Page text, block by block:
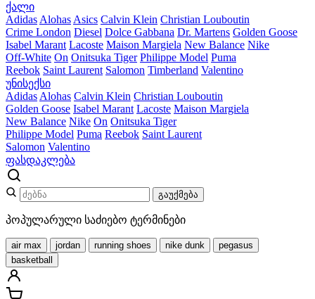
ქალი
Adidas Alohas Asics Calvin Klein Christian Louboutin
Crime London Diesel Dolce Gabbana Dr. Martens Golden Goose
Isabel Marant Lacoste Maison Margiela New Balance Nike
Off-White On Onitsuka Tiger Philippe Model Puma
Reebok Saint Laurent Salomon Timberland Valentino
უნისექსი
Adidas Alohas Calvin Klein Christian Louboutin
Golden Goose Isabel Marant Lacoste Maison Margiela
New Balance Nike On Onitsuka Tiger
Philippe Model Puma Reebok Saint Laurent
Salomon Valentino
ფასდაკლება
გაუქმება
პოპულარული საძიებო ტერმინები
air max jordan running shoes nike dunk
pegasus
basketball